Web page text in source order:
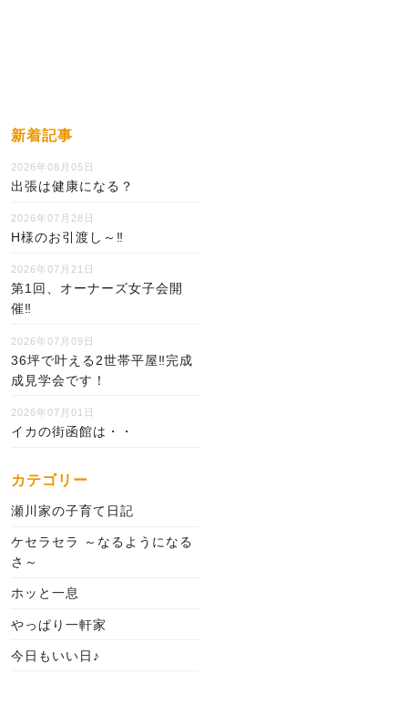
新着記事
2026年08月05日
出張は健康になる？
2026年07月28日
H様のお引渡し～‼
2026年07月21日
第1回、オーナーズ女子会開
催‼
2026年07月09日
36坪で叶える2世帯平屋‼完成
成見学会です！
2026年07月01日
イカの街函館は・・
カテゴリー
瀬川家の子育て日記
ケセラセラ ～なるようになる
さ～
ホッと一息
やっぱり一軒家
今日もいい日♪